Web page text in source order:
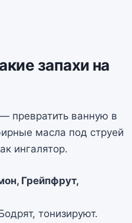
запахи на
превратить ванную в
масла под струей
ингалятор.
Грейпфрут,
тонизируют.